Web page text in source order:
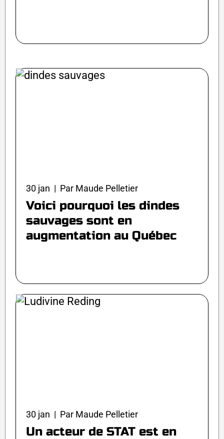
30 jan | Par Maude Pelletier
Voici pourquoi les dindes
sauvages sont en
augmentation au Québec
30 jan | Par Maude Pelletier
Un acteur de STAT est en